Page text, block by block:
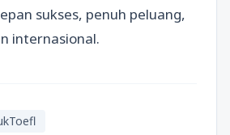
sukses, penuh peluang,
internasional.